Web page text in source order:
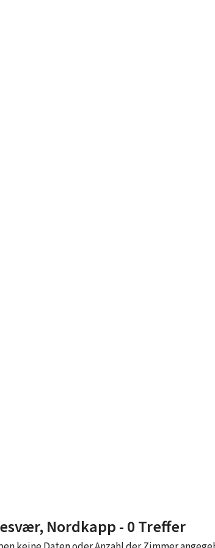
Nordkapp- 0 Treffer